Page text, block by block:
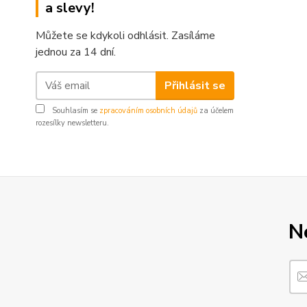
a slevy!
Můžete se kdykoli odhlásit. Zasíláme
jednou za 14 dní.
Přihlásit se
Souhlasím se zpracováním osobních údajů za účelem
rozesílky newsletteru.